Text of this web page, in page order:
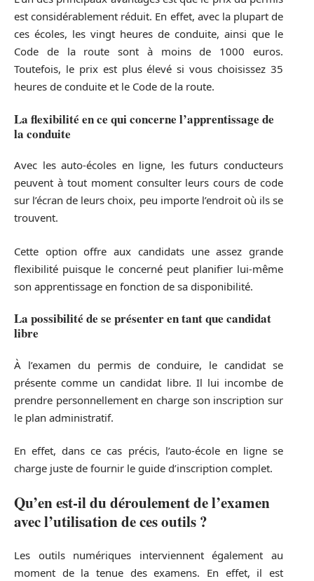
est considérablement réduit. En effet, avec la plupart de
ces écoles, les vingt heures de conduite, ainsi que le
Code de la route sont à moins de 1000 euros.
Toutefois, le prix est plus élevé si vous choisissez 35
heures de conduite et le Code de la route.
La flexibilité en ce qui concerne l’apprentissage de
la conduite
Avec les auto-écoles en ligne, les futurs conducteurs
peuvent à tout moment consulter leurs cours de code
sur l’écran de leurs choix, peu importe l’endroit où ils se
trouvent.
Cette option offre aux candidats une assez grande
flexibilité puisque le concerné peut planifier lui-même
son apprentissage en fonction de sa disponibilité.
La possibilité de se présenter en tant que candidat
libre
À l’examen du permis de conduire, le candidat se
présente comme un candidat libre. Il lui incombe de
prendre personnellement en charge son inscription sur
le plan administratif.
En effet, dans ce cas précis, l’auto-école en ligne se
charge juste de fournir le guide d’inscription complet.
Qu’en est-il du déroulement de l’examen
avec l’utilisation de ces outils ?
Les outils numériques interviennent également au
moment de la tenue des examens. En effet, il est